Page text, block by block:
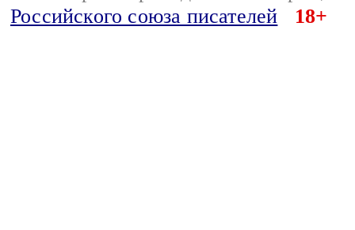
Российского союза писателей
18+